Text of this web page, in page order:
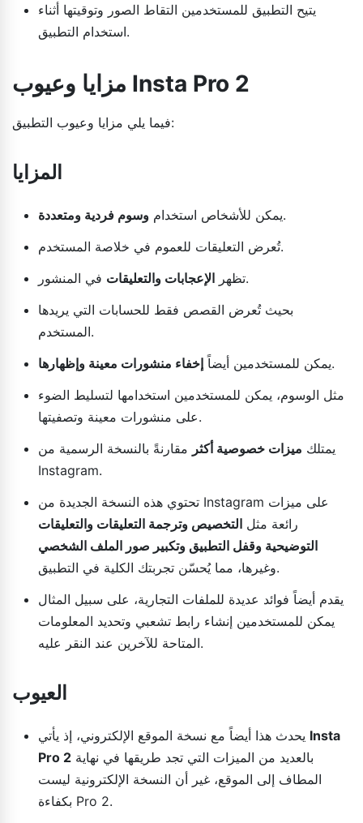
يتيح التطبيق للمستخدمين التقاط الصور وتوقيتها أثناء
استخدام التطبيق.
مزايا وعيوب Insta Pro 2
فيما يلي مزايا وعيوب التطبيق:
المزايا
يمكن للأشخاص استخدام وسوم فردية ومتعددة
.
تُعرض التعليقات للعموم في خلاصة المستخدم.
تظهر الإعجابات والتعليقات
في المنشور.
بحيث تُعرض القصص فقط للحسابات التي يريدها
المستخدم.
يمكن للمستخدمين أيضاً إخفاء منشورات معينة وإظهارها
.
مثل الوسوم، يمكن للمستخدمين استخدامها لتسليط الضوء
على منشورات معينة وتصفيتها.
يمتلك ميزات خصوصية أكثر مقارنةً بالنسخة الرسمية من
Instagram.
تحتوي هذه النسخة الجديدة من Instagram على ميزات
رائعة مثل التخصيص وترجمة التعليقات والتعليقات
التوضيحية وقفل التطبيق وتكبير صور الملف الشخصي
وغيرها، مما يُحسّن تجربتك الكلية في التطبيق.
يقدم أيضاً فوائد عديدة للملفات التجارية، على سبيل المثال
يمكن للمستخدمين إنشاء رابط تشعبي وتحديد المعلومات
المتاحة للآخرين عند النقر عليه.
العيوب
Insta
Pro 2
المطاف إلى الموقع، غير أن النسخة الإلكترونية ليست
بكفاءة Pro 2.